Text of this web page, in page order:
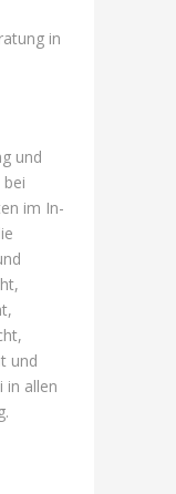
in
und
im In-
und
in allen